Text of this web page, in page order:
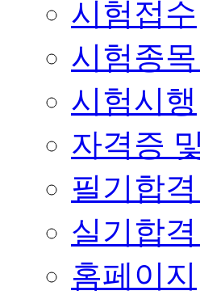
시험접수
시험종
시험시행
자격증
필기합
실기합
홈페이지